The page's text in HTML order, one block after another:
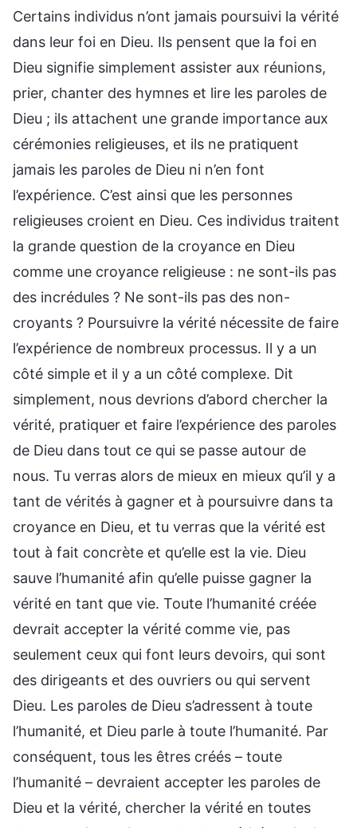
Certains individus n’ont jamais poursuivi la vérité
dans leur foi en Dieu. Ils pensent que la foi en
Dieu signifie simplement assister aux réunions,
prier, chanter des hymnes et lire les paroles de
Dieu ; ils attachent une grande importance aux
cérémonies religieuses, et ils ne pratiquent
jamais les paroles de Dieu ni n’en font
l’expérience. C’est ainsi que les personnes
religieuses croient en Dieu. Ces individus traitent
la grande question de la croyance en Dieu
comme une croyance religieuse : ne sont-ils pas
des incrédules ? Ne sont-ils pas des non-
croyants ? Poursuivre la vérité nécessite de faire
l’expérience de nombreux processus. Il y a un
côté simple et il y a un côté complexe. Dit
simplement, nous devrions d’abord chercher la
vérité, pratiquer et faire l’expérience des paroles
de Dieu dans tout ce qui se passe autour de
nous. Tu verras alors de mieux en mieux qu’il y a
tant de vérités à gagner et à poursuivre dans ta
croyance en Dieu, et tu verras que la vérité est
tout à fait concrète et qu’elle est la vie. Dieu
sauve l’humanité afin qu’elle puisse gagner la
vérité en tant que vie. Toute l’humanité créée
devrait accepter la vérité comme vie, pas
seulement ceux qui font leurs devoirs, qui sont
des dirigeants et des ouvriers ou qui servent
Dieu. Les paroles de Dieu s’adressent à toute
l’humanité, et Dieu parle à toute l’humanité. Par
conséquent, tous les êtres créés – toute
l’humanité – devraient accepter les paroles de
Dieu et la vérité, chercher la vérité en toutes